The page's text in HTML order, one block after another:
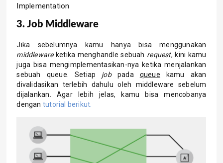
Implementation
3. Job Middleware
Jika sebelumnya kamu hanya bisa menggunakan
middlewareketika menghandle sebuah request, kini kamu
juga bisa mengimplementasikan-nya ketika menjalankan
sebuah queue. Setiap jobpada queue kamu akan
divalidasikan terlebih dahulu oleh middleware sebelum
dijalankan. Agar lebih jelas, kamu bisa mencobanya
dengan tutorial berikut.